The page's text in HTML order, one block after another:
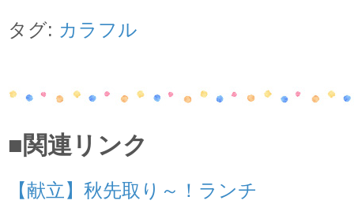
タグ: カラフル
■関連リンク
【献立】秋先取り～！ランチ